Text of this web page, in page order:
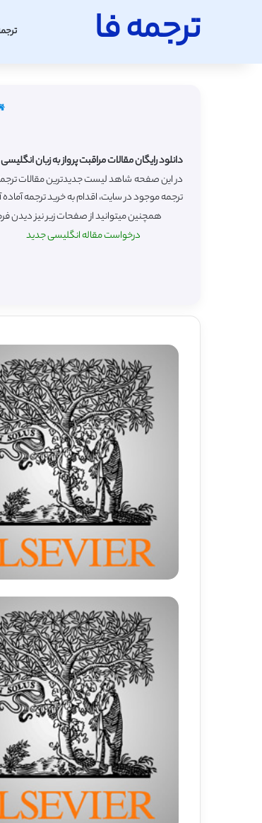
ترجمه فا
دانلود رایگان مقالات مراقبت پرواز به زبان
ترجمه موجود در سایت، اقدام به خرید ترجمه آماده
همچنین میتوانید از صفحات زیر نیز دیدن
درخواست مقاله انگلیسی جدید